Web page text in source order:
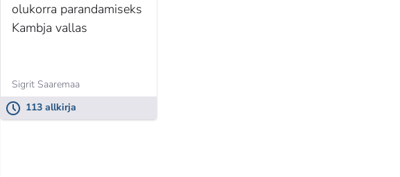
olukorra parandamiseks
Kambja vallas
Sigrit Saaremaa
113 allkirja